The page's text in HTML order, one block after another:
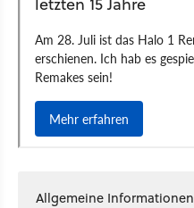
Allgemeine Informationen